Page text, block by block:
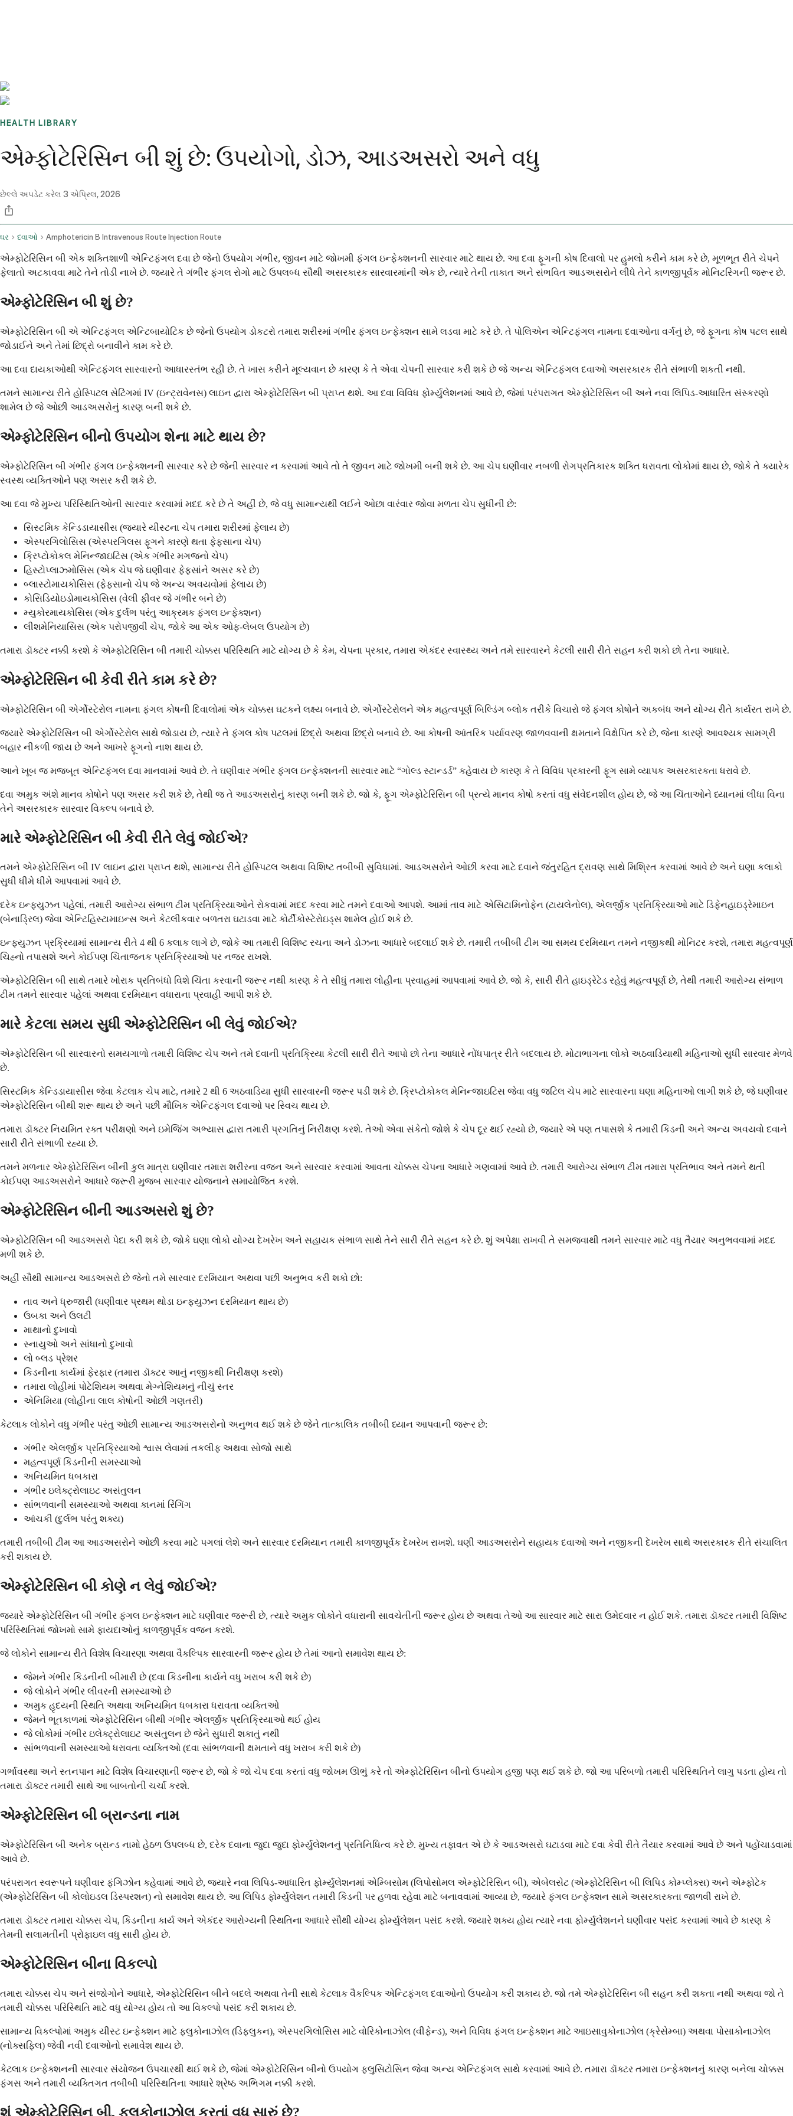
HEALTH LIBRARY
એમ્ફોટેરિસિન બી શું છે: ઉપયોગો, ડોઝ, આડઅસરો અને વધુ
છેલ્લે અપડેટ કરેલ 3 એપ્રિલ, 2026
ઘર દવાઓ Amphotericin B Intravenous Route Injection Route
એમ્ફોટેરિસિન બી એક શક્તિશાળી એન્ટિફંગલ દવા છે જેનો ઉપયોગ ગંભીર, જીવન માટે જોખમી ફંગલ ઇન્ફેક્શનની સારવાર માટે થાય છે. આ દવા ફૂગની કોષ દિવાલો પર હુમલો કરીને કામ કરે છે, મૂળભૂત રીતે ચેપને
ફેલાતો અટકાવવા માટે તેને તોડી નાખે છે. જ્યારે તે ગંભીર ફંગલ રોગો માટે ઉપલબ્ધ સૌથી અસરકારક સારવારમાંની એક છે, ત્યારે તેની તાકાત અને સંભવિત આડઅસરોને લીધે તેને કાળજીપૂર્વક મોનિટરિંગની જરૂર છે.
એમ્ફોટેરિસિન બી શું છે?
એમ્ફોટેરિસિન બી એ એન્ટિફંગલ એન્ટિબાયોટિક છે જેનો ઉપયોગ ડોકટરો તમારા શરીરમાં ગંભીર ફંગલ ઇન્ફેક્શન સામે લડવા માટે કરે છે. તે પોલિએન એન્ટિફંગલ નામના દવાઓના વર્ગનું છે, જે ફૂગના કોષ પટલ સાથે
જોડાઈને અને તેમાં છિદ્રો બનાવીને કામ કરે છે.
આ દવા દાયકાઓથી એન્ટિફંગલ સારવારનો આધારસ્તંભ રહી છે. તે ખાસ કરીને મૂલ્યવાન છે કારણ કે તે એવા ચેપની સારવાર કરી શકે છે જે અન્ય એન્ટિફંગલ દવાઓ અસરકારક રીતે સંભાળી શકતી નથી.
તમને સામાન્ય રીતે હોસ્પિટલ સેટિંગમાં IV (ઇન્ટ્રાવેનસ) લાઇન દ્વારા એમ્ફોટેરિસિન બી પ્રાપ્ત થશે. આ દવા વિવિધ ફોર્મ્યુલેશનમાં આવે છે, જેમાં પરંપરાગત એમ્ફોટેરિસિન બી અને નવા લિપિડ-આધારિત સંસ્કરણો
શામેલ છે જે ઓછી આડઅસરોનું કારણ બની શકે છે.
એમ્ફોટેરિસિન બીનો ઉપયોગ શેના માટે થાય છે?
એમ્ફોટેરિસિન બી ગંભીર ફંગલ ઇન્ફેક્શનની સારવાર કરે છે જેની સારવાર ન કરવામાં આવે તો તે જીવન માટે જોખમી બની શકે છે. આ ચેપ ઘણીવાર નબળી રોગપ્રતિકારક શક્તિ ધરાવતા લોકોમાં થાય છે, જોકે તે ક્યારેક
સ્વસ્થ વ્યક્તિઓને પણ અસર કરી શકે છે.
આ દવા જે મુખ્ય પરિસ્થિતિઓની સારવાર કરવામાં મદદ કરે છે તે અહીં છે, જે વધુ સામાન્યથી લઈને ઓછા વારંવાર જોવા મળતા ચેપ સુધીની છે:
સિસ્ટમિક કેન્ડિડાયાસીસ (જ્યારે યીસ્ટના ચેપ તમારા શરીરમાં ફેલાય છે)
એસ્પરગિલોસિસ (એસ્પરગિલસ ફૂગને કારણે થતા ફેફસાના ચેપ)
ક્રિપ્ટોકોકલ મેનિન્જાઇટિસ (એક ગંભીર મગજનો ચેપ)
હિસ્ટોપ્લાઝ્મોસિસ (એક ચેપ જે ઘણીવાર ફેફસાંને અસર કરે છે)
બ્લાસ્ટોમાયકોસિસ (ફેફસાનો ચેપ જે અન્ય અવયવોમાં ફેલાય છે)
કોસિડિયોઇડોમાયકોસિસ (વેલી ફીવર જે ગંભીર બને છે)
મ્યુકોરમાયકોસિસ (એક દુર્લભ પરંતુ આક્રમક ફંગલ ઇન્ફેક્શન)
લીશમેનિયાસિસ (એક પરોપજીવી ચેપ, જોકે આ એક ઓફ-લેબલ ઉપયોગ છે)
તમારા ડૉક્ટર નક્કી કરશે કે એમ્ફોટેરિસિન બી તમારી ચોક્કસ પરિસ્થિતિ માટે યોગ્ય છે કે કેમ, ચેપના પ્રકાર, તમારા એકંદર સ્વાસ્થ્ય અને તમે સારવારને કેટલી સારી રીતે સહન કરી શકો છો તેના આધારે.
એમ્ફોટેરિસિન બી કેવી રીતે કામ કરે છે?
એમ્ફોટેરિસિન બી એર્ગોસ્ટેરોલ નામના ફંગલ કોષની દિવાલોમાં એક ચોક્કસ ઘટકને લક્ષ્ય બનાવે છે. એર્ગોસ્ટેરોલને એક મહત્વપૂર્ણ બિલ્ડિંગ બ્લોક તરીકે વિચારો જે ફંગલ કોષોને અકબંધ અને યોગ્ય રીતે કાર્યરત રાખે છે.
જ્યારે એમ્ફોટેરિસિન બી એર્ગોસ્ટેરોલ સાથે જોડાય છે, ત્યારે તે ફંગલ કોષ પટલમાં છિદ્રો અથવા છિદ્રો બનાવે છે. આ કોષની આંતરિક પર્યાવરણ જાળવવાની ક્ષમતાને વિક્ષેપિત કરે છે, જેના કારણે આવશ્યક સામગ્રી
બહાર નીકળી જાય છે અને આખરે ફૂગનો નાશ થાય છે.
આને ખૂબ જ મજબૂત એન્ટિફંગલ દવા માનવામાં આવે છે. તે ઘણીવાર ગંભીર ફંગલ ઇન્ફેક્શનની સારવાર માટે “ગોલ્ડ સ્ટાન્ડર્ડ” કહેવાય છે કારણ કે તે વિવિધ પ્રકારની ફૂગ સામે વ્યાપક અસરકારકતા ધરાવે છે.
દવા અમુક અંશે માનવ કોષોને પણ અસર કરી શકે છે, તેથી જ તે આડઅસરોનું કારણ બની શકે છે. જો કે, ફૂગ એમ્ફોટેરિસિન બી પ્રત્યે માનવ કોષો કરતાં વધુ સંવેદનશીલ હોય છે, જે આ ચિંતાઓને ધ્યાનમાં લીધા વિના
તેને અસરકારક સારવાર વિકલ્પ બનાવે છે.
મારે એમ્ફોટેરિસિન બી કેવી રીતે લેવું જોઈએ?
તમને એમ્ફોટેરિસિન બી IV લાઇન દ્વારા પ્રાપ્ત થશે, સામાન્ય રીતે હોસ્પિટલ અથવા વિશિષ્ટ તબીબી સુવિધામાં. આડઅસરોને ઓછી કરવા માટે દવાને જંતુરહિત દ્રાવણ સાથે મિશ્રિત કરવામાં આવે છે અને ઘણા કલાકો
સુધી ધીમે ધીમે આપવામાં આવે છે.
દરેક ઇન્ફ્યુઝન પહેલાં, તમારી આરોગ્ય સંભાળ ટીમ પ્રતિક્રિયાઓને રોકવામાં મદદ કરવા માટે તમને દવાઓ આપશે. આમાં તાવ માટે એસિટામિનોફેન (ટાયલેનોલ), એલર્જીક પ્રતિક્રિયાઓ માટે ડિફેનહાઇડ્રેમાઇન
(બેનાડ્રિલ) જેવા એન્ટિહિસ્ટામાઇન્સ અને કેટલીકવાર બળતરા ઘટાડવા માટે કોર્ટીકોસ્ટેરોઇડ્સ શામેલ હોઈ શકે છે.
ઇન્ફ્યુઝન પ્રક્રિયામાં સામાન્ય રીતે 4 થી 6 કલાક લાગે છે, જોકે આ તમારી વિશિષ્ટ રચના અને ડોઝના આધારે બદલાઈ શકે છે. તમારી તબીબી ટીમ આ સમય દરમિયાન તમને નજીકથી મોનિટર કરશે, તમારા મહત્વપૂર્ણ
ચિહ્નો તપાસશે અને કોઈપણ ચિંતાજનક પ્રતિક્રિયાઓ પર નજર રાખશે.
એમ્ફોટેરિસિન બી સાથે તમારે ખોરાક પ્રતિબંધો વિશે ચિંતા કરવાની જરૂર નથી કારણ કે તે સીધું તમારા લોહીના પ્રવાહમાં આપવામાં આવે છે. જો કે, સારી રીતે હાઇડ્રેટેડ રહેવું મહત્વપૂર્ણ છે, તેથી તમારી આરોગ્ય સંભાળ
ટીમ તમને સારવાર પહેલાં અથવા દરમિયાન વધારાના પ્રવાહી આપી શકે છે.
મારે કેટલા સમય સુધી એમ્ફોટેરિસિન બી લેવું જોઈએ?
એમ્ફોટેરિસિન બી સારવારનો સમયગાળો તમારી વિશિષ્ટ ચેપ અને તમે દવાની પ્રતિક્રિયા કેટલી સારી રીતે આપો છો તેના આધારે નોંધપાત્ર રીતે બદલાય છે. મોટાભાગના લોકો અઠવાડિયાથી મહિનાઓ સુધી સારવાર મેળવે
છે.
સિસ્ટમિક કેન્ડિડાયાસીસ જેવા કેટલાક ચેપ માટે, તમારે 2 થી 6 અઠવાડિયા સુધી સારવારની જરૂર પડી શકે છે. ક્રિપ્ટોકોકલ મેનિન્જાઇટિસ જેવા વધુ જટિલ ચેપ માટે સારવારના ઘણા મહિનાઓ લાગી શકે છે, જે ઘણીવાર
એમ્ફોટેરિસિન બીથી શરૂ થાય છે અને પછી મૌખિક એન્ટિફંગલ દવાઓ પર સ્વિચ થાય છે.
તમારા ડૉક્ટર નિયમિત રક્ત પરીક્ષણો અને ઇમેજિંગ અભ્યાસ દ્વારા તમારી પ્રગતિનું નિરીક્ષણ કરશે. તેઓ એવા સંકેતો જોશે કે ચેપ દૂર થઈ રહ્યો છે, જ્યારે એ પણ તપાસશે કે તમારી કિડની અને અન્ય અવયવો દવાને
સારી રીતે સંભાળી રહ્યા છે.
તમને મળનાર એમ્ફોટેરિસિન બીની કુલ માત્રા ઘણીવાર તમારા શરીરના વજન અને સારવાર કરવામાં આવતા ચોક્કસ ચેપના આધારે ગણવામાં આવે છે. તમારી આરોગ્ય સંભાળ ટીમ તમારા પ્રતિભાવ અને તમને થતી
કોઈપણ આડઅસરોને આધારે જરૂરી મુજબ સારવાર યોજનાને સમાયોજિત કરશે.
એમ્ફોટેરિસિન બીની આડઅસરો શું છે?
એમ્ફોટેરિસિન બી આડઅસરો પેદા કરી શકે છે, જોકે ઘણા લોકો યોગ્ય દેખરેખ અને સહાયક સંભાળ સાથે તેને સારી રીતે સહન કરે છે. શું અપેક્ષા રાખવી તે સમજવાથી તમને સારવાર માટે વધુ તૈયાર અનુભવવામાં મદદ
મળી શકે છે.
અહીં સૌથી સામાન્ય આડઅસરો છે જેનો તમે સારવાર દરમિયાન અથવા પછી અનુભવ કરી શકો છો:
તાવ અને ધ્રુજારી (ઘણીવાર પ્રથમ થોડા ઇન્ફ્યુઝન દરમિયાન થાય છે)
ઉબકા અને ઉલટી
માથાનો દુખાવો
સ્નાયુઓ અને સાંધાનો દુખાવો
લો બ્લડ પ્રેશર
કિડનીના કાર્યમાં ફેરફાર (તમારા ડૉક્ટર આનું નજીકથી નિરીક્ષણ કરશે)
તમારા લોહીમાં પોટેશિયમ અથવા મેગ્નેશિયમનું નીચું સ્તર
એનિમિયા (લોહીના લાલ કોષોની ઓછી ગણતરી)
કેટલાક લોકોને વધુ ગંભીર પરંતુ ઓછી સામાન્ય આડઅસરોનો અનુભવ થઈ શકે છે જેને તાત્કાલિક તબીબી ધ્યાન આપવાની જરૂર છે:
ગંભીર એલર્જીક પ્રતિક્રિયાઓ શ્વાસ લેવામાં તકલીફ અથવા સોજો સાથે
મહત્વપૂર્ણ કિડનીની સમસ્યાઓ
અનિયમિત ધબકારા
ગંભીર ઇલેક્ટ્રોલાઇટ અસંતુલન
સાંભળવાની સમસ્યાઓ અથવા કાનમાં રિંગિંગ
આંચકી (દુર્લભ પરંતુ શક્ય)
તમારી તબીબી ટીમ આ આડઅસરોને ઓછી કરવા માટે પગલાં લેશે અને સારવાર દરમિયાન તમારી કાળજીપૂર્વક દેખરેખ રાખશે. ઘણી આડઅસરોને સહાયક દવાઓ અને નજીકની દેખરેખ સાથે અસરકારક રીતે સંચાલિત
કરી શકાય છે.
એમ્ફોટેરિસિન બી કોણે ન લેવું જોઈએ?
જ્યારે એમ્ફોટેરિસિન બી ગંભીર ફંગલ ઇન્ફેક્શન માટે ઘણીવાર જરૂરી છે, ત્યારે અમુક લોકોને વધારાની સાવચેતીની જરૂર હોય છે અથવા તેઓ આ સારવાર માટે સારા ઉમેદવાર ન હોઈ શકે. તમારા ડૉક્ટર તમારી વિશિષ્ટ
પરિસ્થિતિમાં જોખમો સામે ફાયદાઓનું કાળજીપૂર્વક વજન કરશે.
જે લોકોને સામાન્ય રીતે વિશેષ વિચારણા અથવા વૈકલ્પિક સારવારની જરૂર હોય છે તેમાં આનો સમાવેશ થાય છે:
જેમને ગંભીર કિડનીની બીમારી છે (દવા કિડનીના કાર્યને વધુ ખરાબ કરી શકે છે)
જે લોકોને ગંભીર લીવરની સમસ્યાઓ છે
અમુક હૃદયની સ્થિતિ અથવા અનિયમિત ધબકારા ધરાવતા વ્યક્તિઓ
જેમને ભૂતકાળમાં એમ્ફોટેરિસિન બીથી ગંભીર એલર્જીક પ્રતિક્રિયાઓ થઈ હોય
જે લોકોમાં ગંભીર ઇલેક્ટ્રોલાઇટ અસંતુલન છે જેને સુધારી શકાતું નથી
સાંભળવાની સમસ્યાઓ ધરાવતા વ્યક્તિઓ (દવા સાંભળવાની ક્ષમતાને વધુ ખરાબ કરી શકે છે)
ગર્ભાવસ્થા અને સ્તનપાન માટે વિશેષ વિચારણાની જરૂર છે, જો કે જો ચેપ દવા કરતાં વધુ જોખમ ઊભું કરે તો એમ્ફોટેરિસિન બીનો ઉપયોગ હજી પણ થઈ શકે છે. જો આ પરિબળો તમારી પરિસ્થિતિને લાગુ પડતા હોય તો
તમારા ડૉક્ટર તમારી સાથે આ બાબતોની ચર્ચા કરશે.
એમ્ફોટેરિસિન બી બ્રાન્ડના નામ
એમ્ફોટેરિસિન બી અનેક બ્રાન્ડ નામો હેઠળ ઉપલબ્ધ છે, દરેક દવાના જુદા જુદા ફોર્મ્યુલેશનનું પ્રતિનિધિત્વ કરે છે. મુખ્ય તફાવત એ છે કે આડઅસરો ઘટાડવા માટે દવા કેવી રીતે તૈયાર કરવામાં આવે છે અને પહોંચાડવામાં
આવે છે.
પરંપરાગત સ્વરૂપને ઘણીવાર ફંગિઝોન કહેવામાં આવે છે, જ્યારે નવા લિપિડ-આધારિત ફોર્મ્યુલેશનમાં એમ્બિસોમ (લિપોસોમલ એમ્ફોટેરિસિન બી), એબેલસેટ (એમ્ફોટેરિસિન બી લિપિડ કોમ્પ્લેક્સ) અને એમ્ફોટેક
(એમ્ફોટેરિસિન બી કોલોઇડલ ડિસ્પરશન) નો સમાવેશ થાય છે. આ લિપિડ ફોર્મ્યુલેશન તમારી કિડની પર હળવા રહેવા માટે બનાવવામાં આવ્યા છે, જ્યારે ફંગલ ઇન્ફેક્શન સામે અસરકારકતા જાળવી રાખે છે.
તમારા ડૉક્ટર તમારા ચોક્કસ ચેપ, કિડનીના કાર્ય અને એકંદર આરોગ્યની સ્થિતિના આધારે સૌથી યોગ્ય ફોર્મ્યુલેશન પસંદ કરશે. જ્યારે શક્ય હોય ત્યારે નવા ફોર્મ્યુલેશનને ઘણીવાર પસંદ કરવામાં આવે છે કારણ કે
તેમની સલામતીની પ્રોફાઇલ વધુ સારી હોય છે.
એમ્ફોટેરિસિન બીના વિકલ્પો
તમારા ચોક્કસ ચેપ અને સંજોગોને આધારે, એમ્ફોટેરિસિન બીને બદલે અથવા તેની સાથે કેટલાક વૈકલ્પિક એન્ટિફંગલ દવાઓનો ઉપયોગ કરી શકાય છે. જો તમે એમ્ફોટેરિસિન બી સહન કરી શકતા નથી અથવા જો તે
તમારી ચોક્કસ પરિસ્થિતિ માટે વધુ યોગ્ય હોય તો આ વિકલ્પો પસંદ કરી શકાય છે.
સામાન્ય વિકલ્પોમાં અમુક યીસ્ટ ઇન્ફેક્શન માટે ફ્લુકોનાઝોલ (ડિફ્લુકન), એસ્પરગિલોસિસ માટે વોરિકોનાઝોલ (વીફેન્ડ), અને વિવિધ ફંગલ ઇન્ફેક્શન માટે આઇસાવુકોનાઝોલ (ક્રેસેમ્બા) અથવા પોસાકોનાઝોલ
(નોક્સફિલ) જેવી નવી દવાઓનો સમાવેશ થાય છે.
કેટલાક ઇન્ફેક્શનની સારવાર સંયોજન ઉપચારથી થઈ શકે છે, જેમાં એમ્ફોટેરિસિન બીનો ઉપયોગ ફ્લુસિટોસિન જેવા અન્ય એન્ટિફંગલ સાથે કરવામાં આવે છે. તમારા ડૉક્ટર તમારા ઇન્ફેક્શનનું કારણ બનેલા ચોક્કસ
ફંગસ અને તમારી વ્યક્તિગત તબીબી પરિસ્થિતિના આધારે શ્રેષ્ઠ અભિગમ નક્કી કરશે.
શું એમ્ફોટેરિસિન બી, ફ્લુકોનાઝોલ કરતાં વધુ સારું છે?